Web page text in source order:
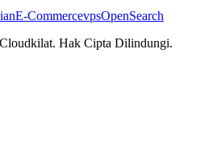
E-CommercevpsOpenSearch
Cloudkilat. Hak Cipta Dilindungi.